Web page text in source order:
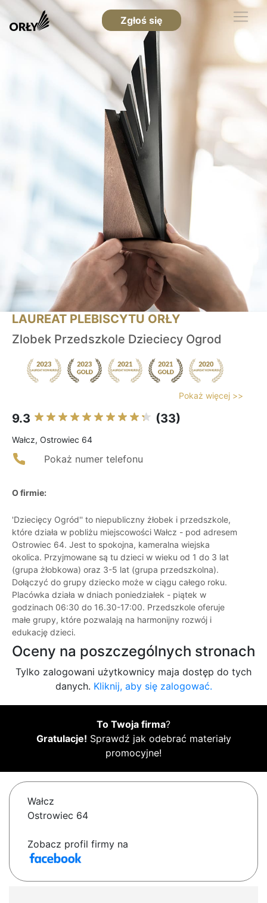
Zgłoś się
LAUREAT PLEBISCYTU ORŁY
Zlobek Przedszkole Dzieciecy Ogrod
Pokaż więcej >>
9.3 (33)
Wałcz, Ostrowiec 64
Pokaż numer telefonu
O firmie:
'Dziecięcy Ogród'' to niepubliczny żłobek i przedszkole,
które działa w pobliżu miejscowości Wałcz - pod adresem
Ostrowiec 64. Jest to spokojna, kameralna wiejska
okolica. Przyjmowane są tu dzieci w wieku od 1 do 3 lat
(grupa żłobkowa) oraz 3-5 lat (grupa przedszkolna).
Dołączyć do grupy dziecko może w ciągu całego roku.
Placówka działa w dniach poniedziałek - piątek w
godzinach 06:30 do 16.30-17:00. Przedszkole oferuje
małe grupy, które pozwalają na harmonijny rozwój i
edukację dzieci.
Oceny na poszczególnych stronach
Tylko zalogowani użytkownicy maja dostęp do tych
danych. Kliknij, aby się zalogować.
To Twoja firma?
Gratulacje! Sprawdź jak odebrać materiały
promocyjne!
Wałcz
Ostrowiec 64
Zobacz profil firmy na